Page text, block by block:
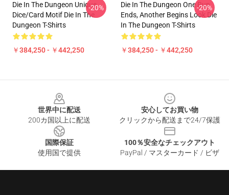
Die In The Dungeon Unique
Dice/Card Motif Die In The
Dungeon T-Shirts
￥384,250 - ￥442,250
-20%
Die In The Dungeon One Run
Ends, Another Begins Look Die
In The Dungeon T-Shirts
￥384,250 - ￥442,250
-20%
世界中に配送
200カ国以上に配送
安心してお買い物
クリックから配送まで24/7保護
国際保証
使用国で提供
100％安全なチェックアウト
PayPal / マスターカード / ビザ